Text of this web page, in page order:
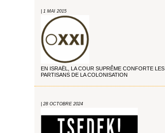
| 1 MAI 2015
EN ISRAËL, LA COUR SUPRÊME CONFORTE LES
PARTISANS DE LA COLONISATION
| 28 OCTOBRE 2024